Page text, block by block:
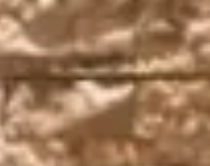
Sud Ouest
Val de Loire
du Rhône